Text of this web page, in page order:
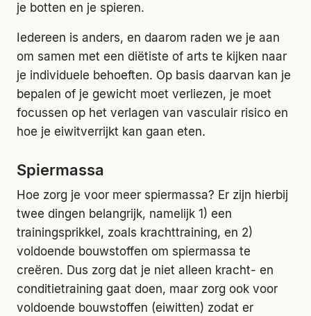
je botten en je spieren.
Iedereen is anders, en daarom raden we je aan
om samen met een diëtiste of arts te kijken naar
je individuele behoeften. Op basis daarvan kan je
bepalen of je gewicht moet verliezen, je moet
focussen op het verlagen van vasculair risico en
hoe je eiwitverrijkt kan gaan eten.
Spiermassa
Hoe zorg je voor meer spiermassa? Er zijn hierbij
twee dingen belangrijk, namelijk 1) een
trainingsprikkel, zoals krachttraining, en 2)
voldoende bouwstoffen om spiermassa te
creëren. Dus zorg dat je niet alleen kracht- en
conditietraining gaat doen, maar zorg ook voor
voldoende bouwstoffen (eiwitten) zodat er